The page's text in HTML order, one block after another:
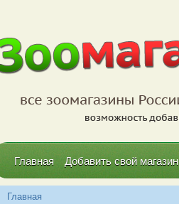
Главная Добавить свой магазин
Главная